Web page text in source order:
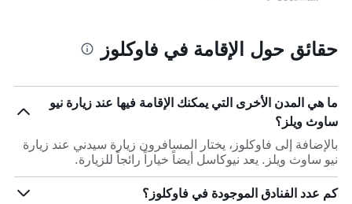
حقائق حول الإقامة في فاوكلوز
ما هي المدن الأخرى التي يمكنك الإقامة فيها عند زيارة نيو
ساوث ويلز؟
بالإضافة إلى فاوكلوز، يختار المسافرون زيارة سيدني عند زيارة
نيو ساوث ويلز. يعد نيوكاسل أيضاً خياراً رائجاً للزيارة.
كم عدد الفنادق الموجودة في فاوكلوز؟